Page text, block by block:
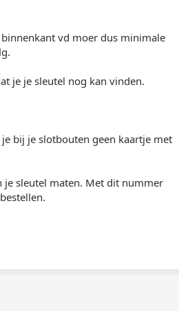
vd moer dus minimale
je je sleutel nog kan vinden.
bij je slotbouten geen kaartje met
je sleutel maten. Met dit nummer